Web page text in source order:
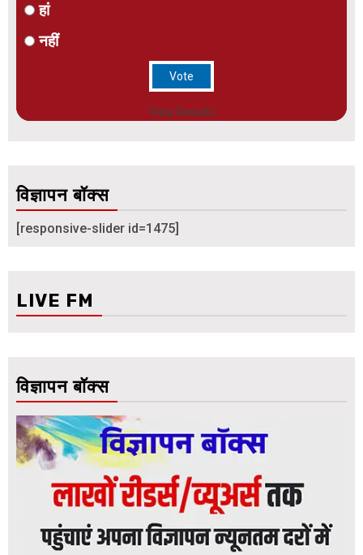
हां
नहीं
View Results
विज्ञापन बॉक्स
[responsive-slider id=1475]
LIVE FM
विज्ञापन बॉक्स